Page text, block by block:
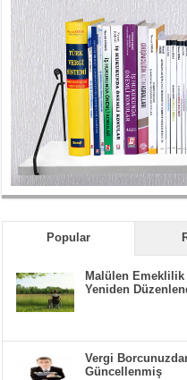
Popular
Malülen Emeklilik
Yeniden
Vergi
Güncellenmiş